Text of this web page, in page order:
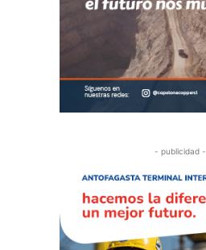
- publicidad -